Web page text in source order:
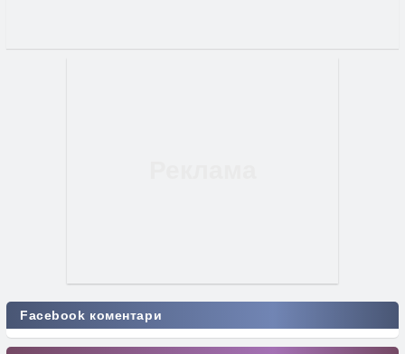
Facebook коментари